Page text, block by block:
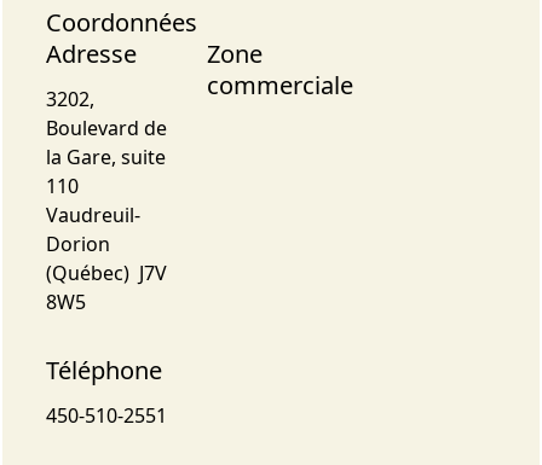
Coordonnées
Adresse
3202,
Boulevard de
la Gare, suite
110
Vaudreuil-
Dorion
(Québec) J7V
8W5
Téléphone
450-510-2551
Zone
commerciale